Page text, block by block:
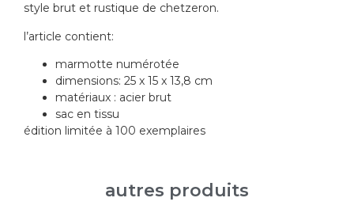
style brut et rustique de chetzeron.
l’article contient:
marmotte numérotée
dimensions: 25 x 15 x 13,8 cm
matériaux : acier brut
sac en tissu
édition limitée à 100 exemplaires
autres produits